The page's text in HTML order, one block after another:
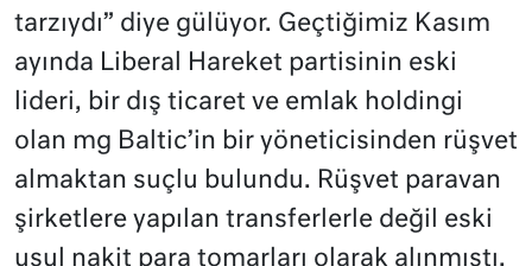
tarzıydı” diye gülüyor. Geçtiğimiz Kasım
ayında Liberal Hareket partisinin eski
lideri, bir dış ticaret ve emlak holdingi
olan mg Baltic’in bir yöneticisinden rüşvet
almaktan suçlu bulundu. Rüşvet paravan
şirketlere yapılan transferlerle değil eski
usul nakit para tomarları olarak alınmıştı.